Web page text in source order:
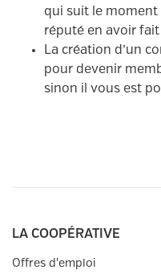
qui suit le
réputé en avoir
La création d’un
pour devenir
sinon il vous est
LA COOPÉRATIVE
Offres d'emploi